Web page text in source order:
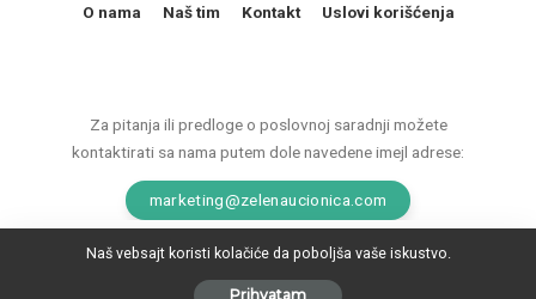
Za pitanja ili predloge o poslovnoj saradnji možete
kontaktirati sa nama putem dole navedene imejl adrese:
marketing@zelenaucionica.com
O nama Naš tim Kontakt Uslovi korišćenja
© 2011-2024 Copyright by Zelena učionica. All Rights reserved.
Naš vebsajt koristi kolačiće da poboljša vaše iskustvo.
Prihvatam